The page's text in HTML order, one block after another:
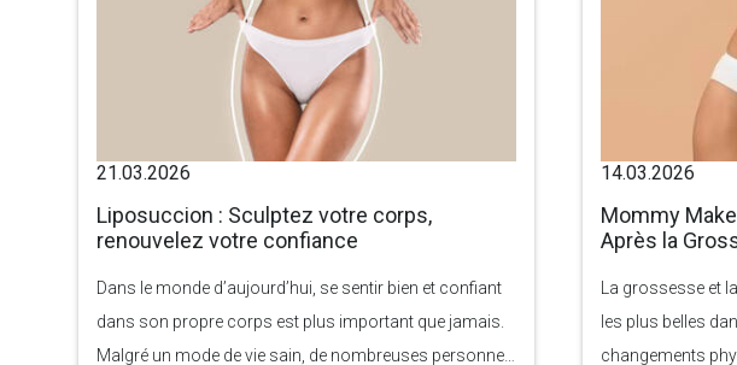
21.03.2026
Liposuccion : Sculptez votre corps,
renouvelez votre confiance
Dans le monde d’aujourd’hui, se sentir bien et confiant
dans son propre corps est plus important que jamais.
Malgré un mode de vie sain, de nombreuses personnes
14.03.2026
Mommy
Après la
La grossesse et
les plus belles
changements